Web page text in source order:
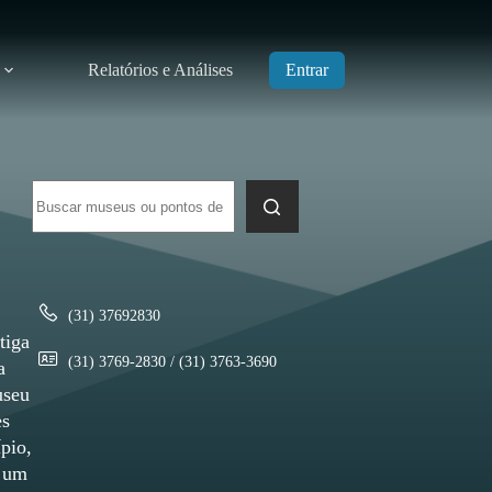
Relatórios e Análises Entrar
resultados
(31) 37692830
(31) 3769-2830 / (31) 3763-3690